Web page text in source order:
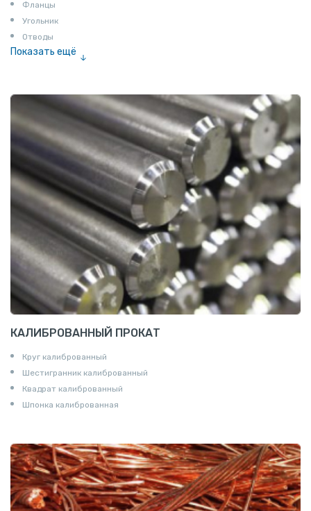
Фланцы
Угольник
Отводы
Показать ещё
Соединение «американка»
Штуцеры
Сгоны
Удлинители для труб
Крестовины
Контргайки
КАЛИБРОВАННЫЙ ПРОКАТ
Круг калиброванный
Шестигранник калиброванный
Квадрат калиброванный
Шпонка калиброванная